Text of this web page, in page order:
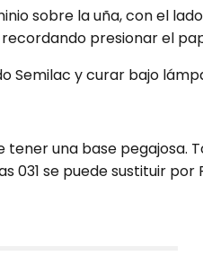
sobre la uña, con el
presionar el
Semilac y curar bajo
tener una base pegajosa.
031 se puede sustituir